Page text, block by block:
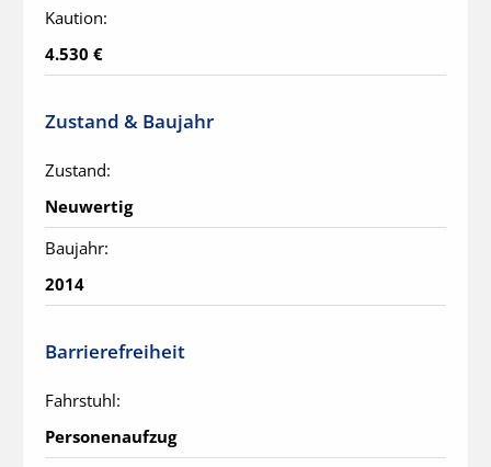
Kaution:
4.530 €
Zustand & Baujahr
Zustand:
Neuwertig
Baujahr:
2014
Barrierefreiheit
Fahrstuhl:
Personenaufzug